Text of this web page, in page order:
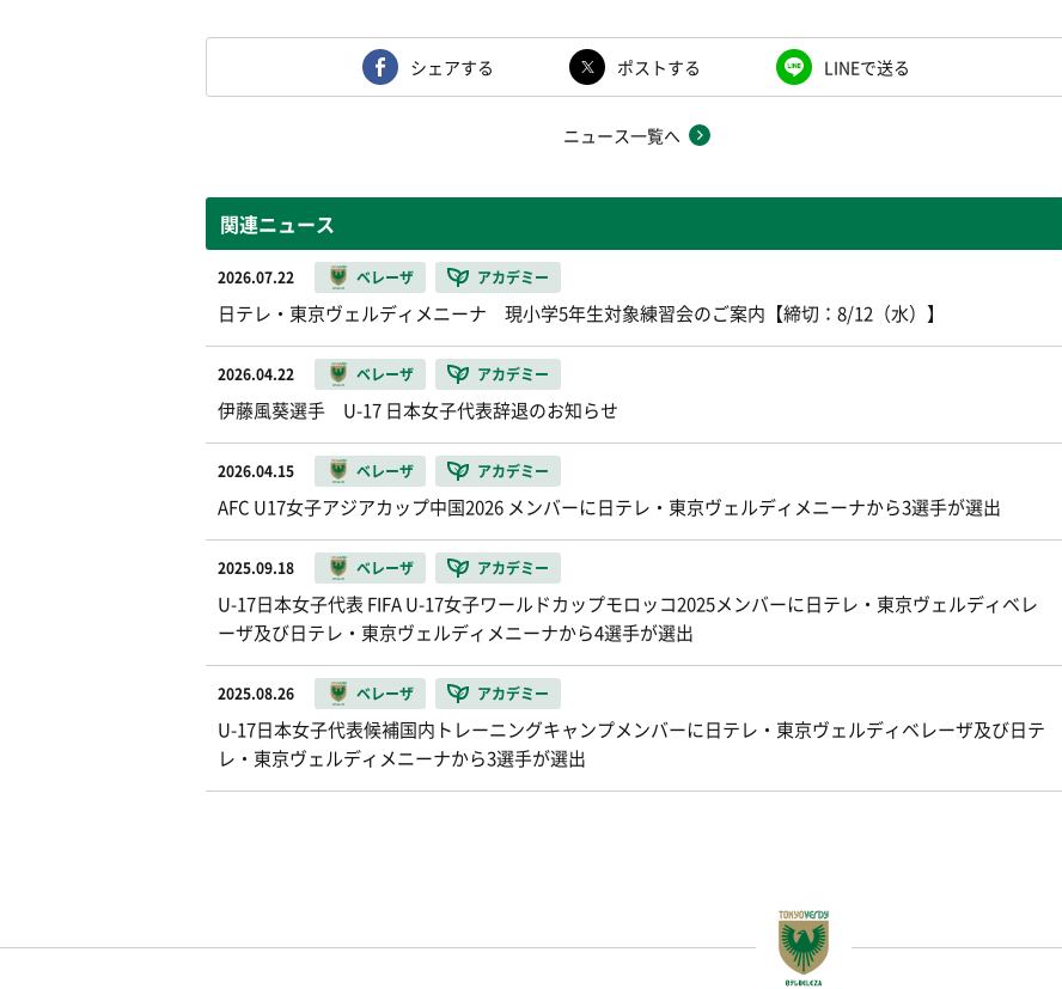
シェアする ポストする LINEで送る
ニュース一覧へ
関連ニュース
2026.07.22 ベレーザ アカデミー
日テレ・東京ヴェルディメニーナ 現小学5年生対象練習会のご案内【締切：8/12（水）】
2026.04.22 ベレーザ アカデミー
伊藤風葵選手 U-17 日本女子代表辞退のお知らせ
2026.04.15 ベレーザ アカデミー
AFC U17女子アジアカップ中国2026 メンバーに日テレ・東京ヴェルディメニーナから3選手が選出
2025.09.18 ベレーザ アカデミー
U-17日本女子代表 FIFA U-17女子ワールドカップモロッコ2025メンバーに日テレ・東京ヴェルディベレ
ーザ及び日テレ・東京ヴェルディメニーナから4選手が選出
2025.08.26 ベレーザ アカデミー
U-17日本女子代表候補国内トレーニングキャンプメンバーに日テレ・東京ヴェルディベレーザ及び日テ
レ・東京ヴェルディメニーナから3選手が選出